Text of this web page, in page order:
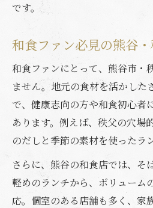
です。
和食ファン必見の熊谷
和食ファンにとって、熊谷市・
ません。地元の食材を活かした
で、健康志向の方や和食初心者
あります。例えば、秩父の穴場
のだしと季節の素材を使ったラ
さらに、熊谷の和食店では、そ
軽めのランチから、ボリューム
応。個室のある店舗も多く、家